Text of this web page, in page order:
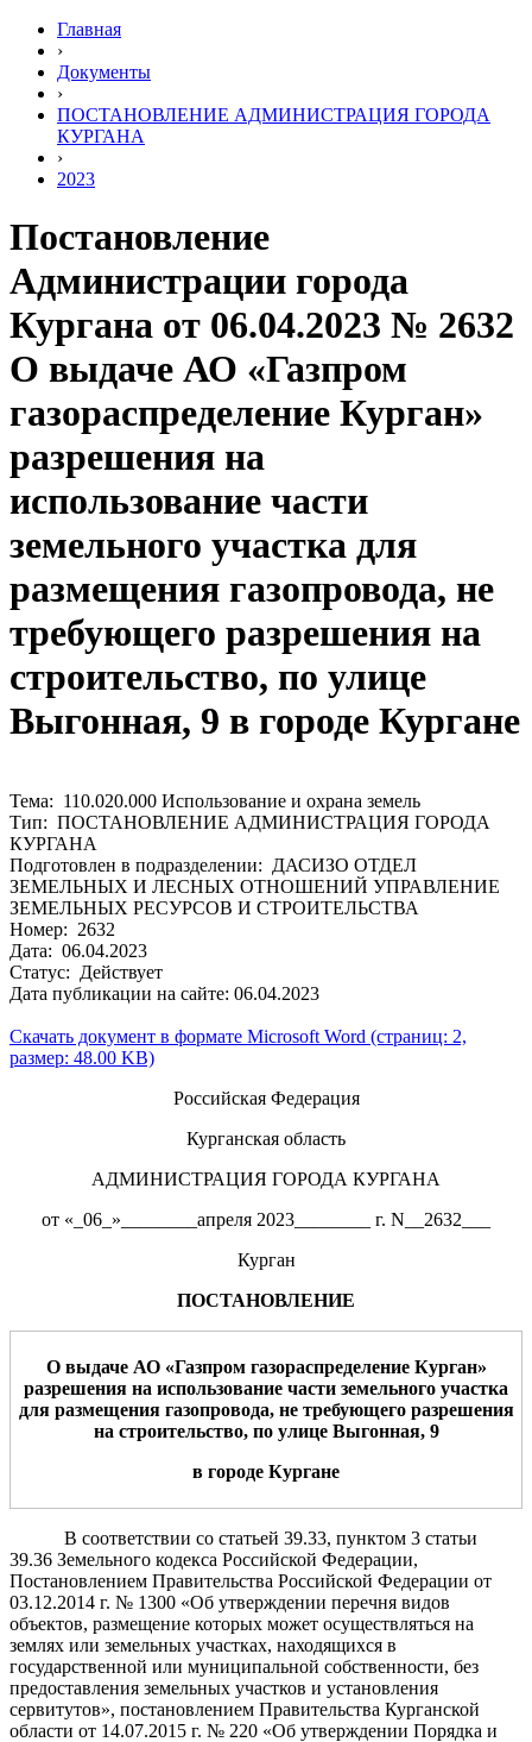
Главная
›
Документы
›
ПОСТАНОВЛЕНИЕ АДМИНИСТРАЦИЯ ГОРОДА
КУРГАНА
›
2023
Постановление
Администрации города
Кургана от 06.04.2023 № 2632
О выдаче АО «Газпром
газораспределение Курган»
разрешения на
использование части
земельного участка для
размещения газопровода, не
требующего разрешения на
строительство, по улице
Выгонная, 9 в городе Кургане
Тема: 110.020.000 Использование и охрана земель
Тип: ПОСТАНОВЛЕНИЕ АДМИНИСТРАЦИЯ ГОРОДА
КУРГАНА
Подготовлен в подразделении: ДАСИЗО ОТДЕЛ
ЗЕМЕЛЬНЫХ И ЛЕСНЫХ ОТНОШЕНИЙ УПРАВЛЕНИЕ
ЗЕМЕЛЬНЫХ РЕСУРСОВ И СТРОИТЕЛЬСТВА
Номер: 2632
Дата: 06.04.2023
Статус: Действует
Дата публикации на сайте: 06.04.2023
Скачать документ в формате Microsoft Word (страниц: 2,
размер: 48.00 KB)
Российская Федерация
Курганская область
АДМИНИСТРАЦИЯ ГОРОДА КУРГАНА
от «_06_»________апреля 2023________ г. N__2632___
Курган
ПОСТАНОВЛЕНИЕ
О выдаче АО «Газпром газораспределение Курган»
разрешения на использование части земельного участка
для размещения газопровода, не требующего разрешения
на строительство, по улице Выгонная, 9
в городе Кургане
В соответствии со статьей 39.33, пунктом 3 статьи
39.36 Земельного кодекса Российской Федерации,
Постановлением Правительства Российской Федерации от
03.12.2014 г. № 1300 «Об утверждении перечня видов
объектов, размещение которых может осуществляться на
землях или земельных участках, находящихся в
государственной или муниципальной собственности, без
предоставления земельных участков и установления
сервитутов», постановлением Правительства Курганской
области от 14.07.2015 г. № 220 «Об утверждении Порядка и